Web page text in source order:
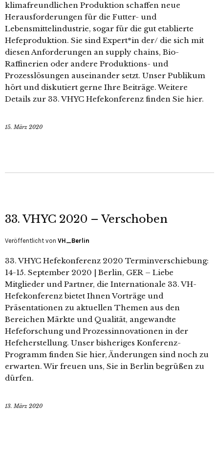
klimafreundlichen Produktion schaffen neue
Herausforderungen für die Futter- und
Lebensmittelindustrie, sogar für die gut etablierte
Hefeproduktion. Sie sind Expert*in der/ die sich mit
diesen Anforderungen an supply chains, Bio-
Raffinerien oder andere Produktions- und
Prozesslösungen auseinander setzt. Unser Publikum
hört und diskutiert gerne Ihre Beiträge. Weitere
Details zur 33. VHYC Hefekonferenz finden Sie hier.
15. März 2020
33. VHYC 2020 – Verschoben
Veröffentlicht von VH_Berlin
33. VHYC Hefekonferenz 2020 Terminverschiebung:
14-15. September 2020 | Berlin, GER – Liebe
Mitglieder und Partner, die Internationale 33. VH-
Hefekonferenz bietet Ihnen Vorträge und
Präsentationen zu aktuellen Themen aus den
Bereichen Märkte und Qualität, angewandte
Hefeforschung und Prozessinnovationen in der
Hefeherstellung. Unser bisheriges Konferenz-
Programm finden Sie hier, Änderungen sind noch zu
erwarten. Wir freuen uns, Sie in Berlin begrüßen zu
dürfen.
13. März 2020